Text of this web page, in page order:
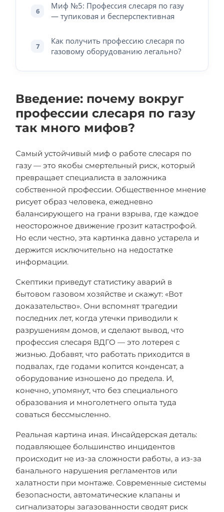
6
Миф №5: Профессия слесаря по газу
— тупиковая и бесперспективная
7
Как получить профессию слесаря по
газовому оборудованию легально?
Введение: почему вокруг
профессии слесаря по газу
так много мифов?
Самый устойчивый миф о работе слесаря по
газу — это якобы смертельный риск, который
превращает специалиста в заложника
собственной профессии. Общественное мнение
рисует образ человека, ежедневно
балансирующего на грани взрыва, где каждое
неосторожное движение грозит катастрофой.
Но если честно, эта картинка давно устарела и
держится исключительно на недостатке
информации.
Скептики приведут статистику аварий в
бытовом газовом хозяйстве и скажут: «Вот
доказательство». Они вспомнят трагедии
последних лет, когда утечки приводили к
разрушениям домов, и сделают вывод, что
профессия слесаря ВДГО — это лотерея с
жизнью. Добавят, что работать приходится в
подвалах, где годами копится конденсат, а
оборудование изношено до предела. И,
конечно, упомянут, что без специального
образования и многолетнего опыта туда
соваться бессмысленно.
Реальная картина иная. Инсайдерская деталь:
подавляющее большинство инцидентов
происходит не из-за сложности работы, а из-за
банального нарушения регламентов или
халатности при монтаже. Современные системы
безопасности, автоматические клапаны и
сигнализаторы загазованности сводят риск